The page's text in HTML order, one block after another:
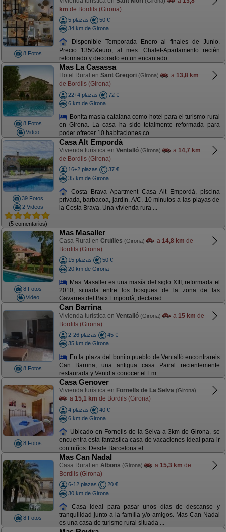
8 Fotos
km de Bordils (Girona)
5 plazas
50 €
34 km de Girona
Disponible Temporada Enero al finales de Junio.
Precio 1350&euro; al mes. Chalet-Apartamento recién
reformado y decorado en un encantado ...
8 Fotos
Video
Mas La Casassa
Hotel Rural en Sant Gregori (Girona) a 13,8 km
de Bordils (Girona)
22+4 plazas
72 €
6 km de Girona
Bonita masía catalana como hotel para el turismo rural
en Girona. La casa ha sido totalmente reformada para
poder ofrecer 10 habitaciones co ...
39 Fotos
2 Videos
(5 comentarios)
Casa Alt Empordà
Vivienda turística en Ventalló (Girona) a 14,7 km
de Bordils (Girona)
16+2 plazas
37 €
35 km de Girona
Costa Brava Apartment Casa Alt Empordà, piscina
privada, barbacoa, jardín, A/C. 10 minutos a las playas de
la Costa Brava. Una vivienda rura ...
8 Fotos
Video
Mas Masaller
Casa Rural en Cruïlles (Girona) a 14,8 km de
Bordils (Girona)
15 plazas
50 €
20 km de Girona
Mas Masaller es una masía del siglo XIII, reformada el
2010, situada entre los bosques de la zona de las
Gavarres del Baix Empordà, declarad ...
8 Fotos
Can Barrina
Vivienda turística en Ventalló (Girona) a 15 km de
Bordils (Girona)
2-26 plazas
45 €
35 km de Girona
En la plaza del bonito pueblo de Ventalló encontrareis
Can Barrina, una antigua casa Pairal recientemente
restaurada y Venid a conocer el Em ...
8 Fotos
Casa Genover
Vivienda turística en Fornells de La Selva (Girona)
a 15,1 km de Bordils (Girona)
4 plazas
40 €
6 km de Girona
Ubicado en Fornells de la Selva a 3km de Girona, se
encuentra esta fantástica casa de vacaciones ideal para ir
con niños. Desde Barcelona el ...
8 Fotos
Mas Can Nadal
Casa Rural en Albons (Girona) a 15,3 km de
Bordils (Girona)
6-12 plazas
20 €
30 km de Girona
Casa ideal para pasar unos días de descanso y
tranquilidad junto a la família y/o amigos. Mas Can Nadal
es una casa de turismo rural situada ...